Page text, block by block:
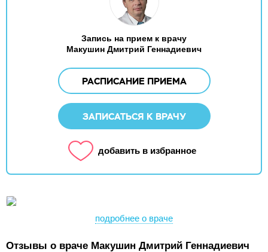
Запись на прием к врачу
Макушин Дмитрий Геннадиевич
РАСПИСАНИЕ ПРИЕМА
ЗАПИСАТЬСЯ К ВРАЧУ
добавить в избранное
подробнее о враче
Отзывы о враче Макушин Дмитрий Геннадиевич